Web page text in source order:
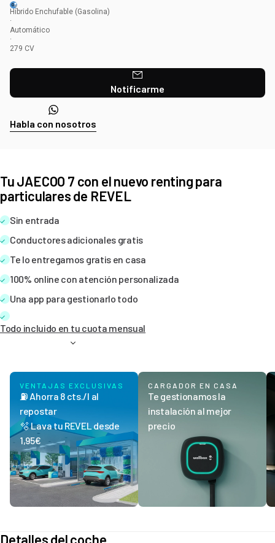
Híbrido Enchufable (Gasolina)
·
Automático
·
279 CV
Notificarme
Habla con nosotros
Tu JAECOO 7 con el nuevo renting para
particulares de REVEL
Sin entrada
Conductores adicionales gratis
Te lo entregamos gratis en casa
100% online con atención personalizada
Una app para gestionarlo todo
Todo incluido en tu cuota mensual
VENTAJAS EXCLUSIVAS
⛽ Ahorra 8 cts./l al
repostar
🫧 Lava tu REVEL desde
1,95€
CARGADOR EN CASA
Te gestionamos la
instalación al mejor
precio
Detalles del coche